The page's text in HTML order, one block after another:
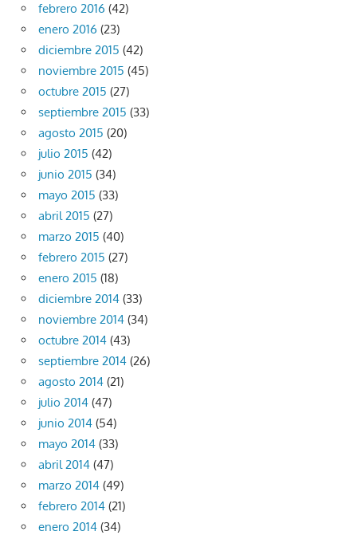
febrero 2016 (42)
enero 2016 (23)
diciembre 2015 (42)
noviembre 2015 (45)
octubre 2015 (27)
septiembre 2015 (33)
agosto 2015 (20)
julio 2015 (42)
junio 2015 (34)
mayo 2015 (33)
abril 2015 (27)
marzo 2015 (40)
febrero 2015 (27)
enero 2015 (18)
diciembre 2014 (33)
noviembre 2014 (34)
octubre 2014 (43)
septiembre 2014 (26)
agosto 2014 (21)
julio 2014 (47)
junio 2014 (54)
mayo 2014 (33)
abril 2014 (47)
marzo 2014 (49)
febrero 2014 (21)
enero 2014 (34)